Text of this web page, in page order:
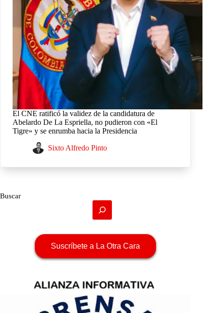
El CNE ratificó la validez de la candidatura de
Abelardo De La Espriella, no pudieron con «El
Tigre» y se enrumba hacia la Presidencia
Sixto Alfredo Pinto
Buscar
Suscríbete a La Otra Cara